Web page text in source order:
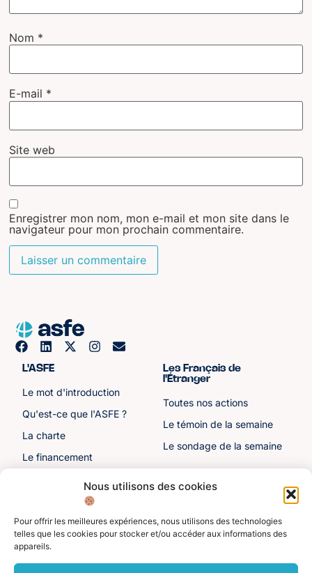
Nous utilisons des cookies
Pour offrir les meilleures expériences, nous utilisons des technologies
telles que les cookies pour stocker et/ou accéder aux informations des
appareils.
Nom *
E-mail *
Site web
Enregistrer mon nom, mon e-mail et mon site dans le
navigateur pour mon prochain commentaire.
L'ASFE
Le mot d'introduction
Qu'est-ce que l'ASFE ?
La charte
Le financement
Les sénateurs
Les Français de
l'Étranger
Toutes nos actions
Le témoin de la semaine
Le sondage de la semaine
Autre liens
Toutes les ressources
Divers
personnelles